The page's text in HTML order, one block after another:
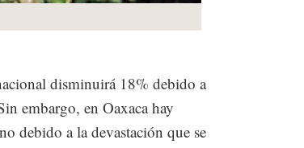
disminuirá 18% debido a
embargo, en Oaxaca hay
debido a la devastación que se